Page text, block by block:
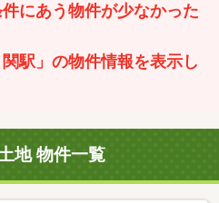
にあう物件が少なかった
駅」の物件情報を表示し
地 物件一覧